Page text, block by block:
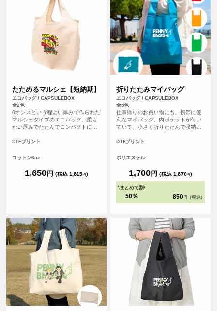
たためるマルシェ【短納期】
エコバッグ / CAPSULEBOX
全2色
6オンスという程よい厚みで作られた
マルシェタイプのエコバッグ。柔ら
かい厚みでたたんでコンパクトにし
い物のエコバッグとして◎通常4営業
できるサービスになります！
DTFプリント
コットン6oz
1,650円 (税込 1,815円)
折りたたみマイバッグ
エコバッグ / CAPSULEBOX
全5色
仕事帰りのお買い物にも。携帯に便
利なマイバッグ。内ポケットが付い
ていて、小さく折りたたんで収納す
DTFプリント
ポリエステル
1,700円 (税込 1,870円)
\まとめて割/
50％ 850 円（税込）